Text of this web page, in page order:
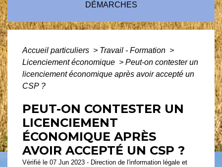
DÉMARCHES
Accueil particuliers > Travail - Formation >
Licenciement économique > Peut-on contester un
licenciement économique après avoir accepté un
CSP ?
PEUT-ON CONTESTER UN
LICENCIEMENT
ÉCONOMIQUE APRÈS
AVOIR ACCEPTÉ UN CSP ?
Vérifié le 07 Jun 2023 - Direction de l'information légale et